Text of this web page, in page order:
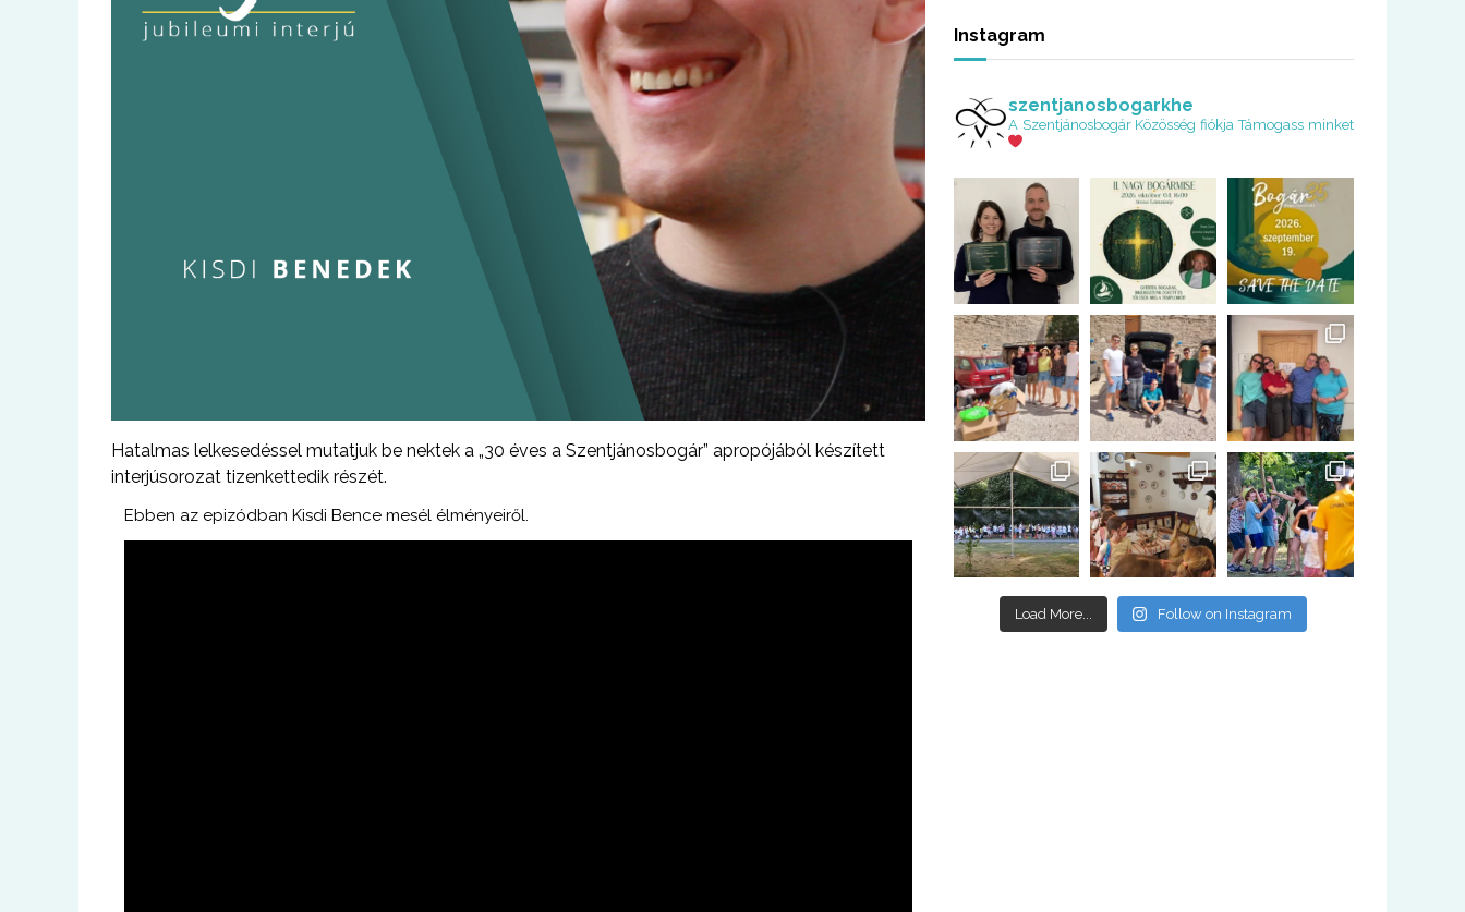
Hatalmas lelkesedéssel mutatjuk be nektek a „30 éves a Szentjánosbogár” apropójából készített
interjúsorozat tizenkettedik részét.
Ebben az epizódban Kisdi Bence mesél élményeiről.
Instagram
szentjanosbogarkhe
A Szentjánosbogár Közösség fiókja Támogass minket
Load More... Follow on Instagram